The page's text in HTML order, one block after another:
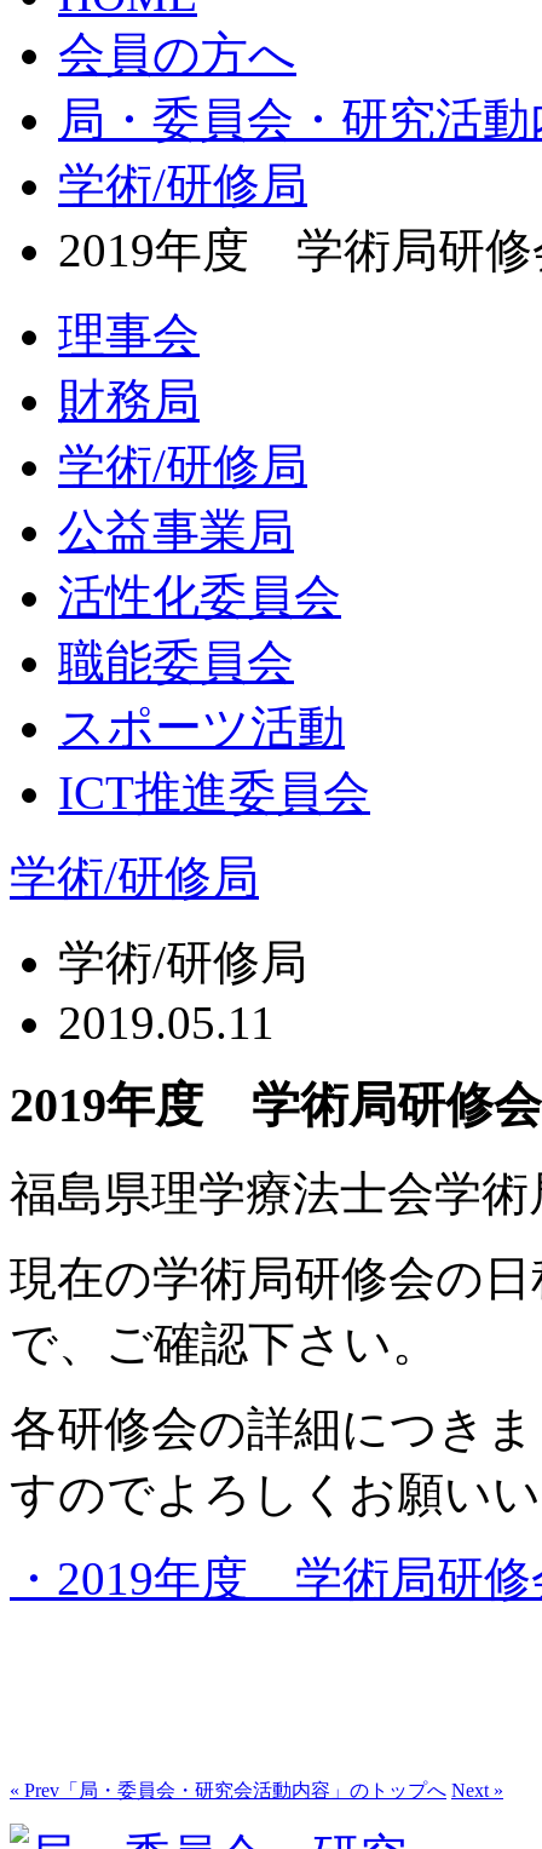
会員の方へ
局・委員会・研究活
学術/研修局
2019年度 学術局研
理事会
財務局
学術/研修局
公益事業局
活性化委員会
職能委員会
スポーツ活動
ICT推進委員会
学術/研修局
学術/研修局
2019.05.11
2019年度 学術局研修
福島県理学療法士会学
現在の学術局研修会の
で、ご確認下さい。
各研修会の詳細につき
すのでよろしくお願い
・2019年度 学術局研
« Prev 「局・委員会・研究会活動内容」のトップへ Next »